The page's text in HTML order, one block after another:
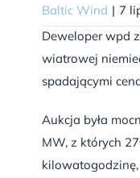
Baltic Wind | 7
Deweloper wpd
wiatrowej
spadającymi
Aukcja była
MW, z których